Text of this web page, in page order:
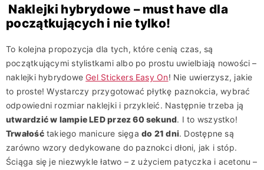
Naklejki hybrydowe – must have dla
początkujących i nie tylko!
To kolejna propozycja dla tych, które cenią czas, są
początkującymi stylistkami albo po prostu uwielbiają nowości –
naklejki hybrydoweGel Stickers Easy On! Nie uwierzysz, jakie
to proste! Wystarczy przygotować płytkę paznokcia, wybrać
odpowiedni rozmiar naklejki i przykleić. Następnie trzeba ją
utwardzić w lampie LED przez 60 sekund. I to wszystko!
Trwałośćtakiego manicure sięgado 21 dni. Dostępne są
zarówno wzory dedykowane do paznokci dłoni, jak i stóp.
Ściąga się je niezwykle łatwo – z użyciem patyczka i acetonu –